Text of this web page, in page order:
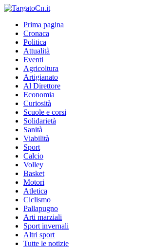
Prima pagina
Cronaca
Politica
Attualità
Eventi
Agricoltura
Artigianato
Al Direttore
Economia
Curiosità
Scuole e corsi
Solidarietà
Sanità
Viabilità
Sport
Calcio
Volley
Basket
Motori
Atletica
Ciclismo
Pallapugno
Arti marziali
Sport invernali
Altri sport
Tutte le notizie